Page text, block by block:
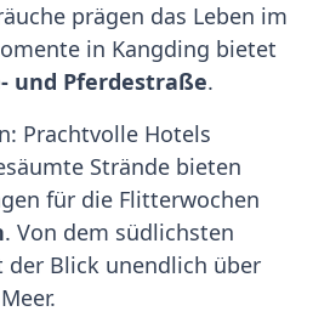
prägen das Leben im
in Kangding bietet
und Pferdestraße.
Prachtvolle Hotels
Strände bieten
für die Flitterwochen
. Von dem südlichsten
der Blick unendlich über